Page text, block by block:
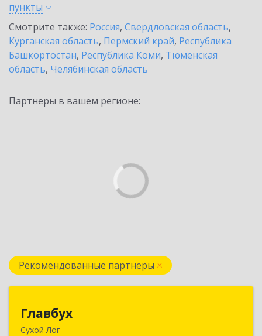
пункты
Смотрите также: Россия, Свердловская область,
Курганская область, Пермский край, Республика
Башкортостан, Республика Коми, Тюменская
область, Челябинская область
Партнеры в вашем регионе:
Рекомендованные партнеры
Главбух
Сухой Лог